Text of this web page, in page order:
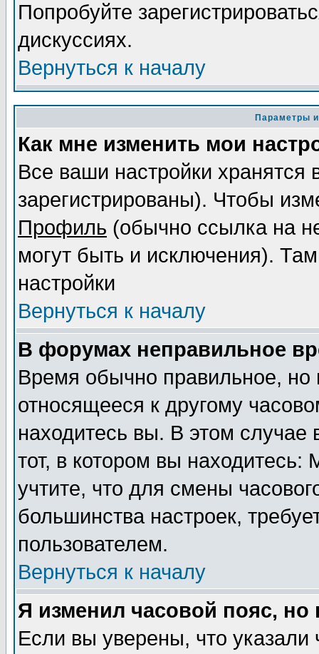
Попробуйте
дискуссиях.
Вернуться к началу
Параметры
Как мне изменить мои
Все ваши настройки
зарегистрированы). Чтобы
Профиль (обычно ссылка на
могут быть и исключения).
настройки
Вернуться к началу
В форумах неправильное
Время обычно правильное,
относящееся к другому
находитесь вы. В этом
тот, в котором вы
учтите, что для смены
большинства настроек,
пользователем.
Вернуться к началу
Я изменил часовой пояс,
Если вы уверены, что указали